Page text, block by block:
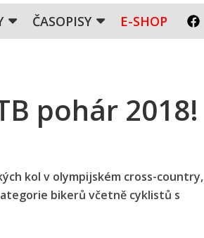
ČASOPISY E-SHOP
pohár 2018!
kol v olympijském cross-country,
bikerů včetně cyklistů s